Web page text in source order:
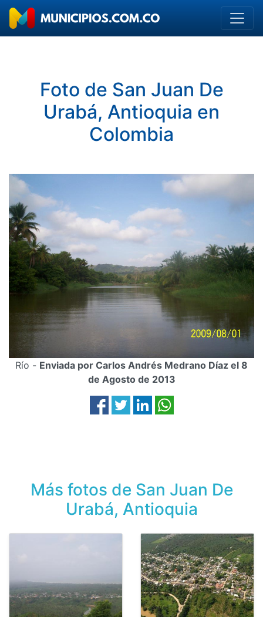
Foto de San Juan De
Urabá, Antioquia en
Colombia
Río - Enviada por Carlos Andrés Medrano Díaz el 8
de Agosto de 2013
Más fotos de San Juan De
Urabá, Antioquia